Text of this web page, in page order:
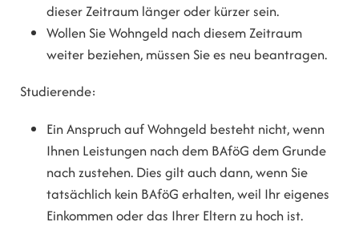
dieser Zeitraum länger oder kürzer sein.
Wollen Sie Wohngeld nach diesem Zeitraum
weiter beziehen, müssen Sie es neu beantragen.
Studierende:
Ein Anspruch auf Wohngeld besteht nicht, wenn
Ihnen Leistungen nach dem BAföG dem Grunde
nach zustehen. Dies gilt auch dann, wenn Sie
tatsächlich kein BAföG erhalten, weil Ihr eigenes
Einkommen oder das Ihrer Eltern zu hoch ist.